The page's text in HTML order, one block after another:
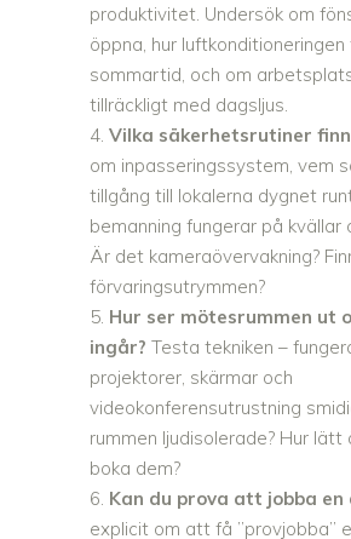
produktivitet. Undersök om
öppna, hur luftkonditioneringen
sommartid, och om
tillräckligt med dagsljus.
Vilka säkerhetsrutiner
om inpasseringssystem, vem
tillgång till lokalerna dygnet
bemanning fungerar på kvällar
Är det kameraövervakning?
förvaringsutrymmen?
Hur ser mötesrummen ut
ingår? Testa tekniken –
projektorer, skärmar och
videokonferensutrustning
rummen ljudisolerade? Hur
boka dem?
Kan du prova att jobba en
explicit om att få ”provjobba”